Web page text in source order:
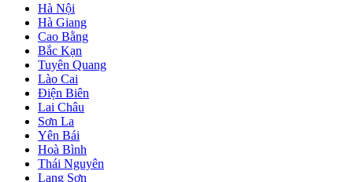
Hà Nội
Hà Giang
Cao Bằng
Bắc Kạn
Tuyên Quang
Lào Cai
Điện Biên
Lai Châu
Sơn La
Yên Bái
Hoà Bình
Thái Nguyên
Lạng Sơn